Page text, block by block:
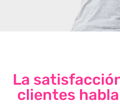
La
clientes